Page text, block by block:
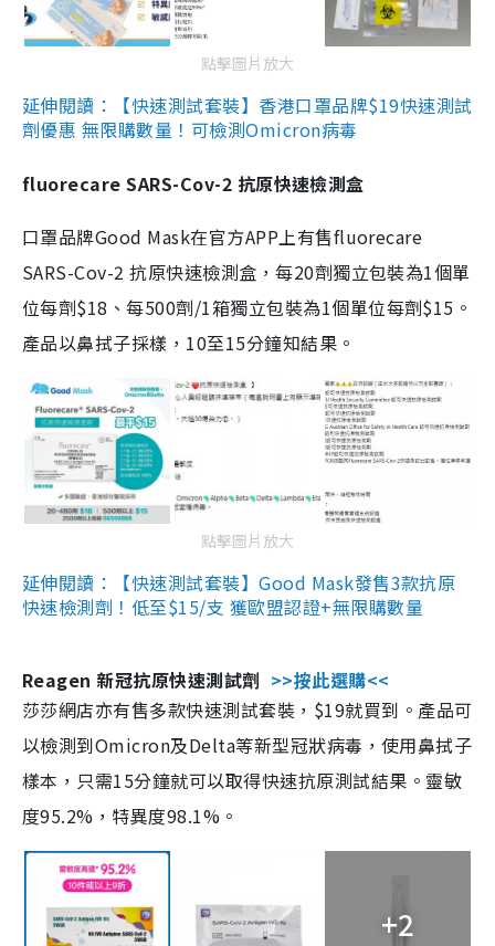
點擊圖片放大
延伸閱讀：【快速測試套裝】香港口罩品牌$19快速測試
劑優惠 無限購數量！可檢測Omicron病毒
fluorecare SARS-Cov-2 抗原快速檢測盒
口罩品牌Good Mask在官方APP上有售fluorecare
SARS-Cov-2 抗原快速檢測盒，每20劑獨立包裝為1個單
位每劑$18、每500劑/1箱獨立包裝為1個單位每劑$15。
產品以鼻拭子採樣，10至15分鐘知結果。
點擊圖片放大
延伸閱讀：【快速測試套裝】Good Mask發售3款抗原
快速檢測劑！低至$15/支 獲歐盟認證+無限購數量
Reagen 新冠抗原快速測試劑 >>按此選購<<
莎莎網店亦有售多款快速測試套裝，$19就買到。產品可
以檢測到Omicron及Delta等新型冠狀病毒，使用鼻拭子
樣本，只需15分鐘就可以取得快速抗原測試結果。靈敏
度95.2%，特異度98.1%。
+2